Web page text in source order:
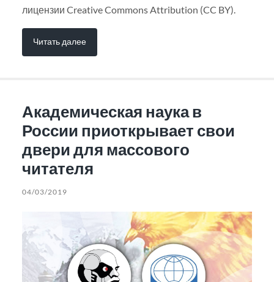
лицензии Creative Commons Attribution (CC BY).
Читать далее
Академическая наука в
России приоткрывает свои
двери для массового
читателя
04/03/2019